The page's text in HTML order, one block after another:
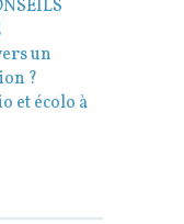
un
?
et écolo à